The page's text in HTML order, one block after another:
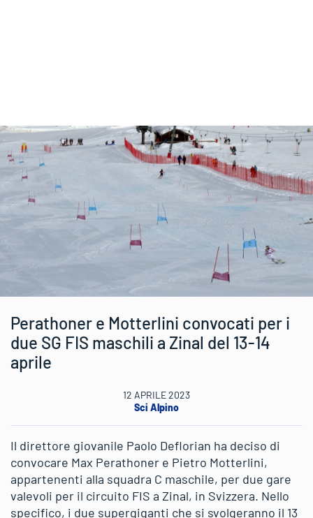
Perathoner e Motterlini convocati per i
due SG FIS maschili a Zinal del 13-14
aprile
12 APRILE 2023
Sci Alpino
Il direttore giovanile Paolo Deflorian ha deciso di
convocare Max Perathoner e Pietro Motterlini,
appartenenti alla squadra C maschile, per due gare
valevoli per il circuito FIS a Zinal, in Svizzera. Nello
specifico, i due supergiganti che si svolgeranno il 13